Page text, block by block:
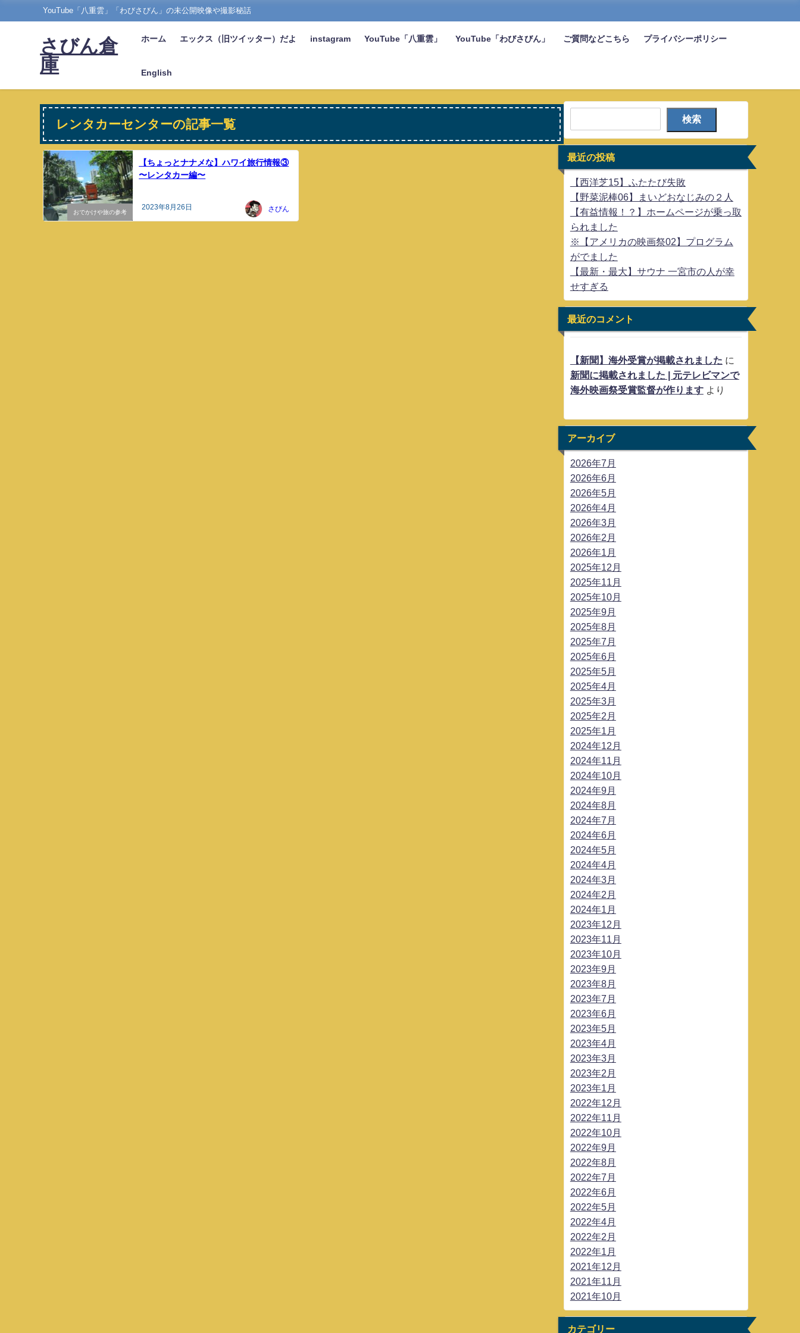
YouTube「八重雲」「わびさびん」の未公開映像や撮影秘話
さびん倉
庫
ホーム エックス（旧ツイッター）だよ instagram YouTube「八重雲」 YouTube「わびさびん」 ご質問などこちら プライバシーポリシー
English
レンタカーセンターの記事一覧
おでかけや旅の参考
【ちょっとナナメな】ハワイ旅行情報③
〜レンタカー編〜
2023年8月26日 さびん
検索
最近の投稿
【西洋芝15】ふたたび失敗
【野菜泥棒06】まいどおなじみの２人
【有益情報！？】ホームページが乗っ取
られました
※【アメリカの映画祭02】プログラム
がでました
【最新・最大】サウナ 一宮市の人が幸
せすぎる
最近のコメント
【新聞】海外受賞が掲載されました に
新聞に掲載されました | 元テレビマンで
海外映画祭受賞監督が作りますより
アーカイブ
2026年7月
2026年6月
2026年5月
2026年4月
2026年3月
2026年2月
2026年1月
2025年12月
2025年11月
2025年10月
2025年9月
2025年8月
2025年7月
2025年6月
2025年5月
2025年4月
2025年3月
2025年2月
2025年1月
2024年12月
2024年11月
2024年10月
2024年9月
2024年8月
2024年7月
2024年6月
2024年5月
2024年4月
2024年3月
2024年2月
2024年1月
2023年12月
2023年11月
2023年10月
2023年9月
2023年8月
2023年7月
2023年6月
2023年5月
2023年4月
2023年3月
2023年2月
2023年1月
2022年12月
2022年11月
2022年10月
2022年9月
2022年8月
2022年7月
2022年6月
2022年5月
2022年4月
2022年2月
2022年1月
2021年12月
2021年11月
2021年10月
カテゴリー